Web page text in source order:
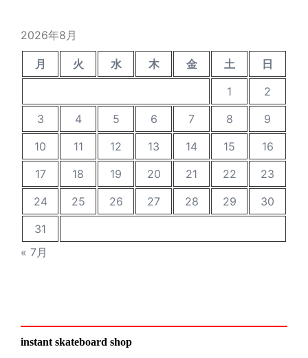
2026年8月
月 火 水 木 金 土
日
1
2
3
4 5 6 7 8
9
10
11 12 13 14 15
16
17
18 19 20 21 22
23
24
25 26 27 28 29
30
31
« 7月
instant skateboard shop